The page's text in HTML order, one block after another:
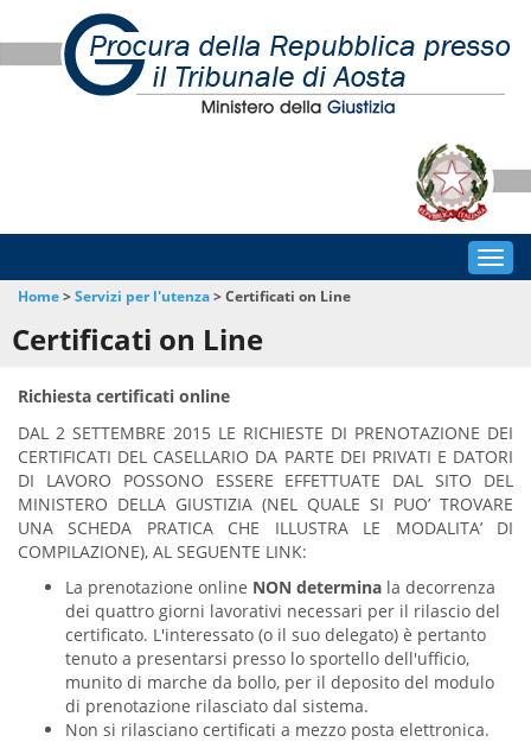
Home>Servizi per l'utenza>Certificati on Line
Certificati on Line
Richiesta certificati online
DAL 2 SETTEMBRE 2015 LE RICHIESTE DI PRENOTAZIONE DEI
CERTIFICATI DEL CASELLARIO DA PARTE DEI PRIVATI E DATORI
DI LAVORO POSSONO ESSERE EFFETTUATE DAL SITO DEL
MINISTERO DELLA GIUSTIZIA (NEL QUALE SI PUO’ TROVARE
UNA SCHEDA PRATICA CHE ILLUSTRA LE MODALITA’ DI
COMPILAZIONE), AL SEGUENTE LINK:
La prenotazione online NON determina la decorrenza
dei quattro giorni lavorativi necessari per il rilascio del
certificato. L'interessato (o il suo delegato) è pertanto
tenuto a presentarsi presso lo sportello dell'ufficio,
munito di marche da bollo, per il deposito del modulo
di prenotazione rilasciato dal sistema.
Non si rilasciano certificati a mezzo posta elettronica.